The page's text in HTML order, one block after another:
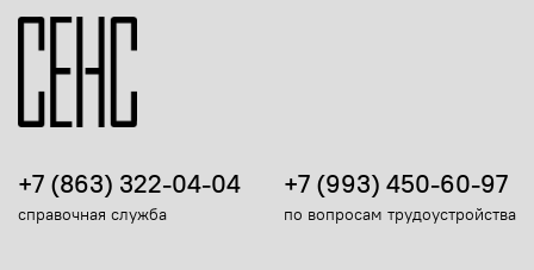
+7 (863) 322-04-04
справочная служба
+7 (993) 450-60-97
по вопросам трудоустройства